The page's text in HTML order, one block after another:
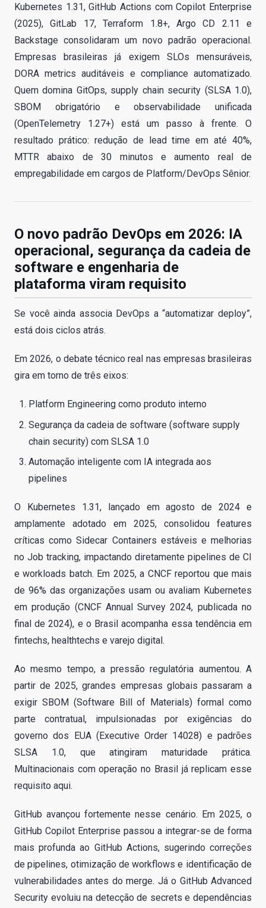
Kubernetes 1.31, GitHub Actions com Copilot Enterprise
(2025), GitLab 17, Terraform 1.8+, Argo CD 2.11 e
Backstage consolidaram um novo padrão operacional.
Empresas brasileiras já exigem SLOs mensuráveis,
DORA metrics auditáveis e compliance automatizado.
Quem domina GitOps, supply chain security (SLSA 1.0),
SBOM obrigatório e observabilidade unificada
(OpenTelemetry 1.27+) está um passo à frente. O
resultado prático: redução de lead time em até 40%,
MTTR abaixo de 30 minutos e aumento real de
empregabilidade em cargos de Platform/DevOps Sênior.
O novo padrão DevOps em 2026: IA
operacional, segurança da cadeia de
software e engenharia de
plataforma viram requisito
Se você ainda associa DevOps a “automatizar deploy”,
está dois ciclos atrás.
Em 2026, o debate técnico real nas empresas brasileiras
gira em torno de três eixos:
Platform Engineering como produto interno
Segurança da cadeia de software (software supply
chain security) com SLSA 1.0
Automação inteligente com IA integrada aos
pipelines
O Kubernetes 1.31, lançado em agosto de 2024 e
amplamente adotado em 2025, consolidou features
críticas como Sidecar Containers estáveis e melhorias
no Job tracking, impactando diretamente pipelines de CI
e workloads batch. Em 2025, a CNCF reportou que mais
de 96% das organizações usam ou avaliam Kubernetes
em produção (CNCF Annual Survey 2024, publicada no
final de 2024), e o Brasil acompanha essa tendência em
fintechs, healthtechs e varejo digital.
Ao mesmo tempo, a pressão regulatória aumentou. A
partir de 2025, grandes empresas globais passaram a
exigir SBOM (Software Bill of Materials) formal como
parte contratual, impulsionadas por exigências do
governo dos EUA (Executive Order 14028) e padrões
SLSA 1.0, que atingiram maturidade prática.
Multinacionais com operação no Brasil já replicam esse
requisito aqui.
GitHub avançou fortemente nesse cenário. Em 2025, o
GitHub Copilot Enterprise passou a integrar-se de forma
mais profunda ao GitHub Actions, sugerindo correções
de pipelines, otimização de workflows e identificação de
vulnerabilidades antes do merge. Já o GitHub Advanced
Security evoluiu na detecção de secrets e dependências